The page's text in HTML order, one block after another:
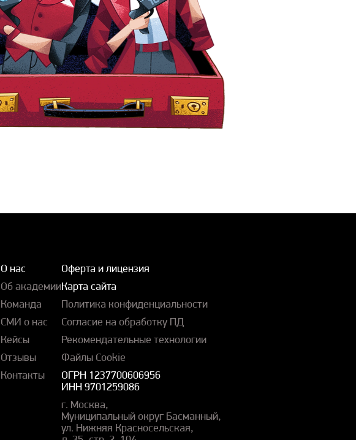
О нас
Об академии
Команда
СМИ о нас
Кейсы
Отзывы
Контакты
Оферта и лицензия
Карта сайта
Политика конфиденциальности
Согласие на обработку ПД
Рекомендательные технологии
Файлы Cookie
ОГРН 1237700606956
ИНН 9701259086
г. Москва,
Муниципальный округ Басманный,
ул. Нижняя Красносельская,